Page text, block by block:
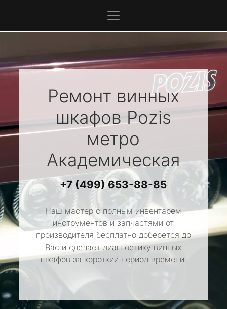
Ремонт винных
шкафовPozis
метро
Академическая
+7 (499) 653-88-85
Наш мастер с полным инвентарем
инструментов и запчастями от
производителя бесплатно доберется до
Вас и сделает диагностику винных
шкафов за короткий период времени.